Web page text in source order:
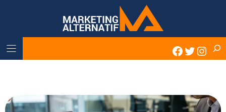
Twitter